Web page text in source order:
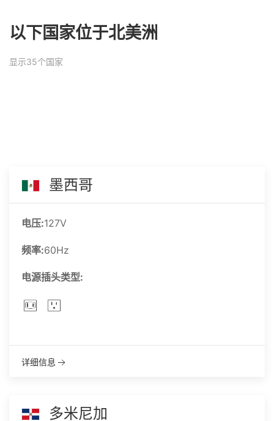
以下国家位于北美洲
显示35个国家
墨西哥
电压:127V
频率:60Hz
电源插头类型:
详细信息
多米尼加